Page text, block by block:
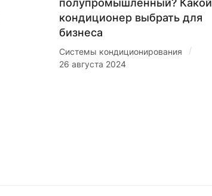
полупромышленный? Какой
кондиционер выбрать для
бизнеса
Системы кондиционирования /
26 августа 2024